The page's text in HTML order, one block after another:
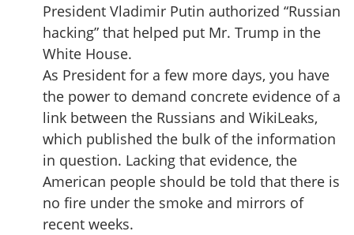
President Vladimir Putin authorized “Russian
hacking” that helped put Mr. Trump in the
White House.
As President for a few more days, you have
the power to demand concrete evidence of a
link between the Russians and WikiLeaks,
which published the bulk of the information
in question. Lacking that evidence, the
American people should be told that there is
no fire under the smoke and mirrors of
recent weeks.